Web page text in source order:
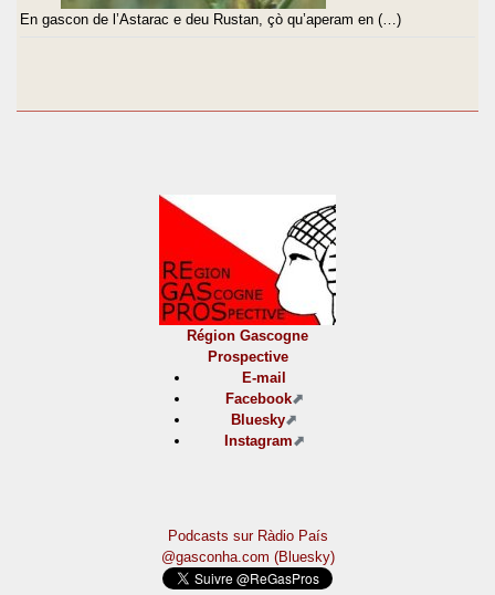
En gascon de l’Astarac e deu Rustan, çò qu’aperam en (…)
Région Gascogne
Prospective
E-mail
Facebook
Bluesky
Instagram
Podcasts sur Ràdio País
@gasconha.com (Bluesky)